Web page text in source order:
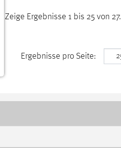
Zeige Ergebnisse 1 bis 25 von 27.
Ergebnisse pro Seite: